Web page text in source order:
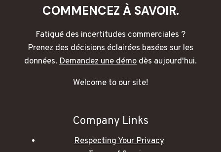
COMMENCEZ À SAVOIR.
Fatigué des incertitudes commerciales ?
Prenez des décisions éclairées basées sur les
données. Demandez une démo dès aujourd'hui.
Welcome to our site!
Company Links
Respecting Your Privacy